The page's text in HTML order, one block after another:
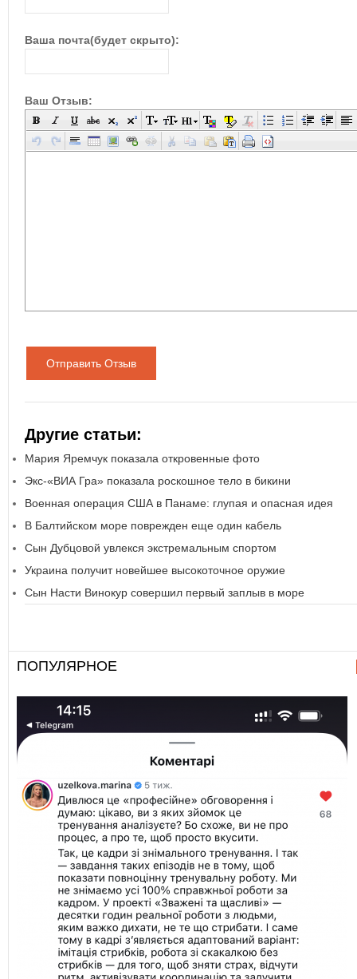
Ваша почта(будет скрыто):
Ваш Отзыв:
Отправить Отзыв
Другие статьи:
Мария Яремчук показала откровенные фото
Экс-«ВИА Гра» показала роскошное тело в бикини
Военная операция США в Панаме: глупая и опасная идея
В Балтийском море поврежден еще один кабель
Сын Дубцовой увлекся экстремальным спортом
Украина получит новейшее высокоточное оружие
Сын Насти Винокур совершил первый заплыв в море
ПОПУЛЯРНОЕ